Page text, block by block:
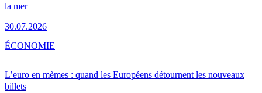
la mer
30.07.2026
L’euro en mèmes : quand les Européens détournent les nouveaux
billets
ÉCONOMIE